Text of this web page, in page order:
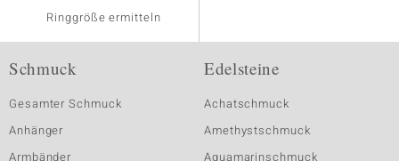
Ringgröße ermitteln
Schmuck
Gesamter Schmuck
Anhänger
Armbänder
Edelsteine
Achatschmuck
Amethystschmuck
Aquamarinschmuck